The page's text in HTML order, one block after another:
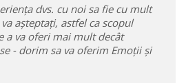
dvs. cu noi sa fie cu mult
așteptați, astfel ca scopul
a va oferi mai mult decât
- dorim sa va oferim Emoții și